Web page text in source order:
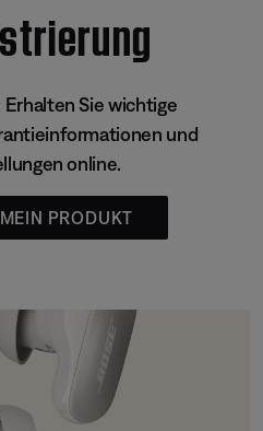
Sie wichtige
und
online.
PRODUKT